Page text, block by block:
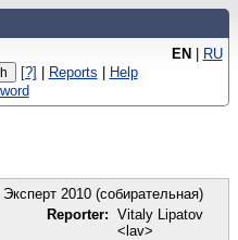
EN | RU
[?] | Reports | Help
2010 (собирательная)
Reporter: Vitaly Lipatov
<lav>